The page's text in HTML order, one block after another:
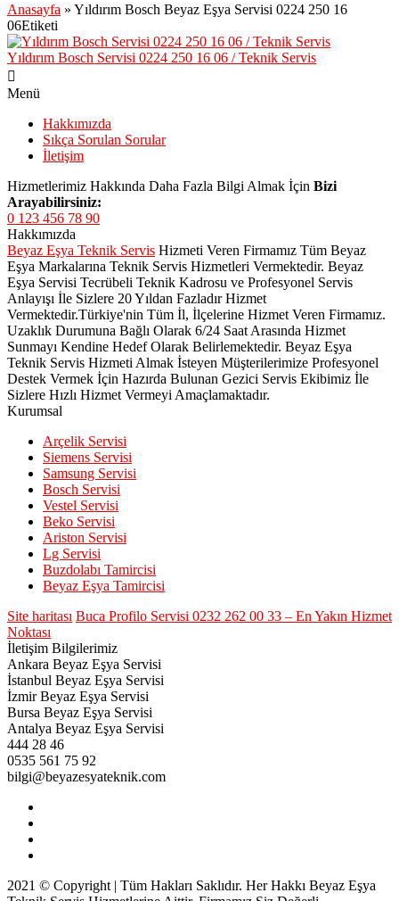
Anasayfa » Yıldırım Bosch Beyaz Eşya Servisi 0224 250 16
06Etiketi
Yıldırım Bosch Servisi 0224 250 16 06 / Teknik Servis
Menü
Hakkımızda
Sıkça Sorulan Sorular
İletişim
Hizmetlerimiz Hakkında Daha Fazla Bilgi Almak İçin Bizi
Arayabilirsiniz:
0 123 456 78 90
Hakkımızda
Beyaz Eşya Teknik Servis Hizmeti Veren Firmamız Tüm Beyaz
Eşya Markalarına Teknik Servis Hizmetleri Vermektedir. Beyaz
Eşya Servisi Tecrübeli Teknik Kadrosu ve Profesyonel Servis
Anlayışı İle Sizlere 20 Yıldan Fazladır Hizmet
Vermektedir.Türkiye'nin Tüm İl, İlçelerine Hizmet Veren Firmamız.
Uzaklık Durumuna Bağlı Olarak 6/24 Saat Arasında Hizmet
Sunmayı Kendine Hedef Olarak Belirlemektedir. Beyaz Eşya
Teknik Servis Hizmeti Almak İsteyen Müşterilerimize Profesyonel
Destek Vermek İçin Hazırda Bulunan Gezici Servis Ekibimiz İle
Sizlere Hızlı Hizmet Vermeyi Amaçlamaktadır.
Kurumsal
Arçelik Servisi
Siemens Servisi
Samsung Servisi
Bosch Servisi
Vestel Servisi
Beko Servisi
Ariston Servisi
Lg Servisi
Buzdolabı Tamircisi
Beyaz Eşya Tamircisi
Site haritası Buca Profilo Servisi 0232 262 00 33 – En Yakın Hizmet
Noktası
İletişim Bilgilerimiz
Ankara Beyaz Eşya Servisi
İstanbul Beyaz Eşya Servisi
İzmir Beyaz Eşya Servisi
Bursa Beyaz Eşya Servisi
Antalya Beyaz Eşya Servisi
444 28 46
0535 561 75 92
bilgi@beyazesyateknik.com
2021 © Copyright | Tüm Hakları Saklıdır. Her Hakkı Beyaz Eşya